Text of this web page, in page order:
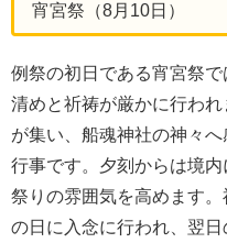
宵宮祭（8月10日）
例祭の初日である宵宮祭
清めと祈祷が厳かに行わ
が集い、船魂神社の神々
行事です。夕刻からは境内
祭りの雰囲気を高めます
の日に入念に行われ、翌